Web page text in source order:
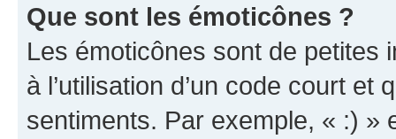
Que sont les émoticônes ?
Les émoticônes sont de petites
à l’utilisation d’un code court et
sentiments. Par exemple, « :) »